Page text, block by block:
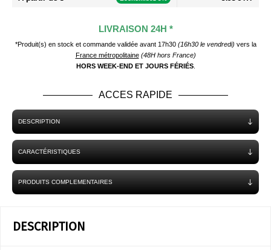
LIVRAISON 24H *
*Produit(s) en stock et commande validée avant 17h30 (16h30 le vendredi) vers la
France métropolitaine (48H hors France)
HORS WEEK-END ET JOURS FÉRIÉS.
ACCES RAPIDE
DESCRIPTION
CARACTÉRISTIQUES
PRODUITS COMPLEMENTAIRES
DESCRIPTION